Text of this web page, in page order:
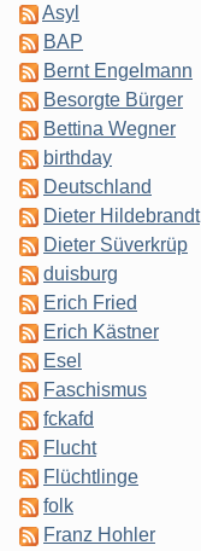
Asyl
BAP
Bernt Engelmann
Besorgte Bürger
Bettina Wegner
birthday
Deutschland
Dieter Hildebrandt
Dieter Süverkrüp
duisburg
Erich Fried
Erich Kästner
Esel
Faschismus
fckafd
Flucht
Flüchtlinge
folk
Franz Hohler